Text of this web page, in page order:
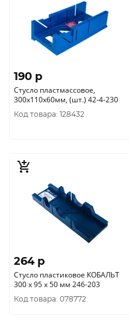
190 p
Стусло пластмассовое,
300х110х60мм, (шт.) 42-4-230
Код товара: 128432
264 p
Стусло пластиковое КОБАЛЬТ
300 x 95 х 50 мм 246-203
Код товара: 078772